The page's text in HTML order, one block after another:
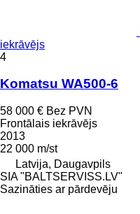
iekrāvējs
4
Komatsu WA500-6
58 000 € Bez PVN
Frontālais iekrāvējs
2013
22 000 m/st
Latvija, Daugavpils
SIA "BALTSERVISS.LV"
Sazināties ar pārdevēju